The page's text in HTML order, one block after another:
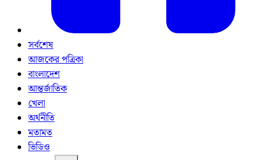
সর্বশেষ
আজকের পত্রিকা
বাংলাদেশ
আন্তর্জাতিক
খেলা
অর্থনীতি
মতামত
ভিডিও